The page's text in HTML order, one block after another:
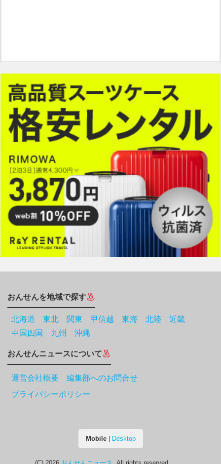
おんせんを地域で探す
北海道 東北 関東 甲信越 東海 北陸
近畿
中国四国
九州 沖縄
おんせんニュースについて
運営会社概要 編集部へのお問合せ
プライバシーポリシー
Mobile| Desktop